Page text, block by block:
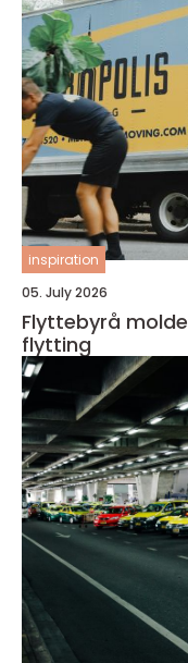
inspiration
05. July 2026
Flyttebyrå molde trygg og effektiv hjelp til
flytting